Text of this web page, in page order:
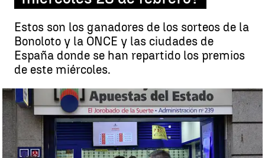
Estos son los ganadores de los sorteos de la
Bonoloto y la ONCE y las ciudades de
España donde se han repartido los premios
de este miércoles.